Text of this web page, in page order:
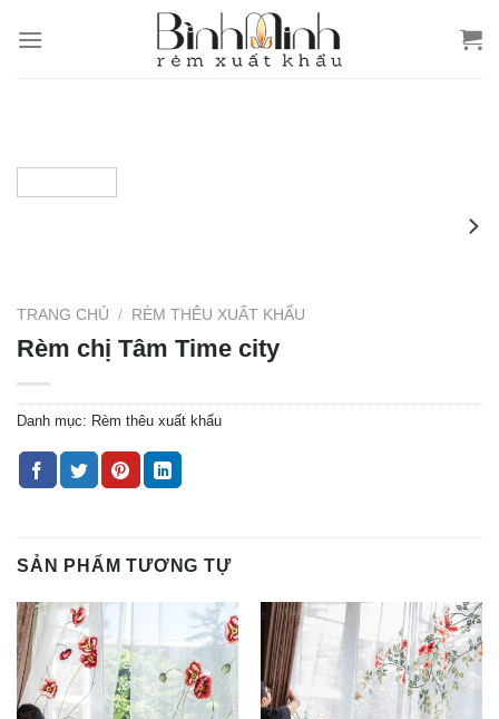
TRANG CHỦ / RÈM THÊU XUẤT KHẨU
Rèm chị Tâm Time city
Danh mục: Rèm thêu xuất khẩu
SẢN PHẨM TƯƠNG TỰ